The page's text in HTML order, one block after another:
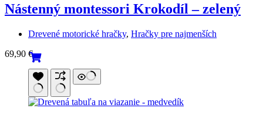
Nástenný montessori Krokodíl – zelený
Drevené motorické hračky, Hračky pre najmenších
69,90 €